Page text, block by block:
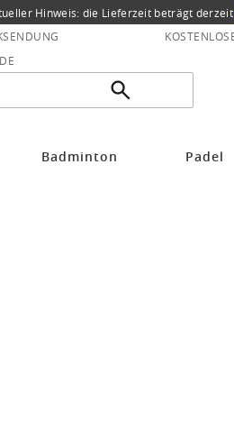
Hinweis: die Lieferzeit beträgt
DE
Badminton Padel